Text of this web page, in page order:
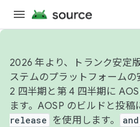
2026 年より、トランク安定
ステムのプラットフォーム
2 四半期と第 4 四半期に
ます。AOSP のビルドと投稿
release
を使用します。